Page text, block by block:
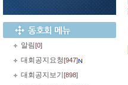
알림[0]
대회공지요청[947]
대회공지보기 [898]